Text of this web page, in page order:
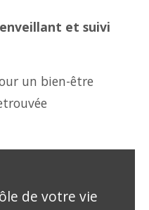
et suivi
un bien-être
de votre vie